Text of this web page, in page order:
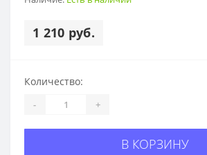
1 210 руб.
Количество:
- +
В КОРЗИНУ